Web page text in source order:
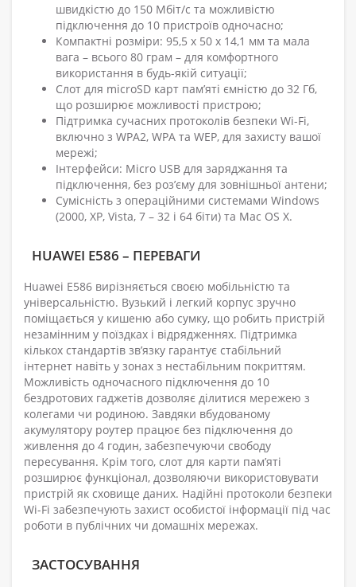
швидкістю до 150 Мбіт/с та можливістю
підключення до 10 пристроїв одночасно;
Компактні розміри: 95,5 x 50 x 14,1 мм та мала
вага – всього 80 грам – для комфортного
використання в будь-якій ситуації;
Слот для microSD карт пам’яті ємністю до 32 Гб,
що розширює можливості пристрою;
Підтримка сучасних протоколів безпеки Wi-Fi,
включно з WPA2, WPA та WEP, для захисту вашої
мережі;
Інтерфейси: Micro USB для заряджання та
підключення, без роз’єму для зовнішньої антени;
Сумісність з операційними системами Windows
(2000, XP, Vista, 7 – 32 і 64 біти) та Mac OS X.
HUAWEI E586 – ПЕРЕВАГИ
Huawei E586 вирізняється своєю мобільністю та
універсальністю. Вузький і легкий корпус зручно
поміщається у кишеню або сумку, що робить пристрій
незамінним у поїздках і відрядженнях. Підтримка
кількох стандартів зв’язку гарантує стабільний
інтернет навіть у зонах з нестабільним покриттям.
Можливість одночасного підключення до 10
бездротових гаджетів дозволяє ділитися мережею з
колегами чи родиною. Завдяки вбудованому
акумулятору роутер працює без підключення до
живлення до 4 годин, забезпечуючи свободу
пересування. Крім того, слот для карти пам’яті
розширює функціонал, дозволяючи використовувати
пристрій як сховище даних. Надійні протоколи безпеки
Wi-Fi забезпечують захист особистої інформації під час
роботи в публічних чи домашніх мережах.
ЗАСТОСУВАННЯ